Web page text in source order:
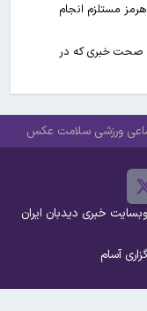
مستلزم انجام
صحت خبری که در
ورزشی سلامت عکس
خبری دیدبان ایران
آسام